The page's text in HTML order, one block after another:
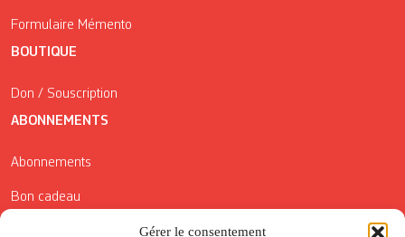
Gérer le consentement
Formulaire Mémento
BOUTIQUE
Don / Souscription
ABONNEMENTS
Abonnements
Bon cadeau
Conditions générales de vente